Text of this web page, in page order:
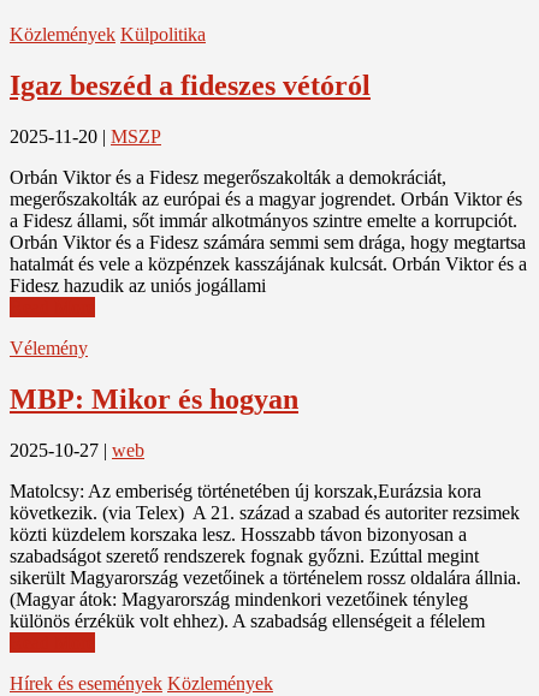
Közlemények Külpolitika
Igaz beszéd a fideszes vétóról
2025-11-20 | MSZP
Orbán Viktor és a Fidesz megerőszakolták a demokráciát,
megerőszakolták az európai és a magyar jogrendet. Orbán Viktor és
a Fidesz állami, sőt immár alkotmányos szintre emelte a korrupciót.
Orbán Viktor és a Fidesz számára semmi sem drága, hogy megtartsa
hatalmát és vele a közpénzek kasszájának kulcsát. Orbán Viktor és a
Fidesz hazudik az uniós jogállami
Vélemény
MBP: Mikor és hogyan
2025-10-27 | web
Matolcsy: Az emberiség történetében új korszak,Eurázsia kora
következik. (via Telex) A 21. század a szabad és autoriter rezsimek
közti küzdelem korszaka lesz. Hosszabb távon bizonyosan a
szabadságot szerető rendszerek fognak győzni. Ezúttal megint
sikerült Magyarország vezetőinek a történelem rossz oldalára állnia.
(Magyar átok: Magyarország mindenkori vezetőinek tényleg
különös érzékük volt ehhez). A szabadság ellenségeit a félelem
Hírek és események Közlemények